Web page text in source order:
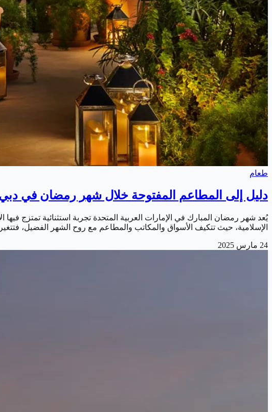
طعام
دليل إلى المطاعم المفتوحة خلال شهر رمضان في دبي
يُعد شهر رمضان المبارك في الإمارات العربية المتحدة تجربة استثنائية تمتزج فيها
الإسلامية، حيث تتكيف الأسواق والمكاتب والمطاعم مع روح الشهر الفضيل،
24 مارس 2025